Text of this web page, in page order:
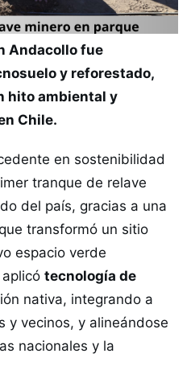
Andacollo fue
y reforestado,
hito ambiental y
Chile.
en sostenibilidad
tranque de relave
del país, gracias a una
transformó un sitio
espacio verde
tecnología de
nativa, integrando a
y vecinos, y alineándose
nacionales y la